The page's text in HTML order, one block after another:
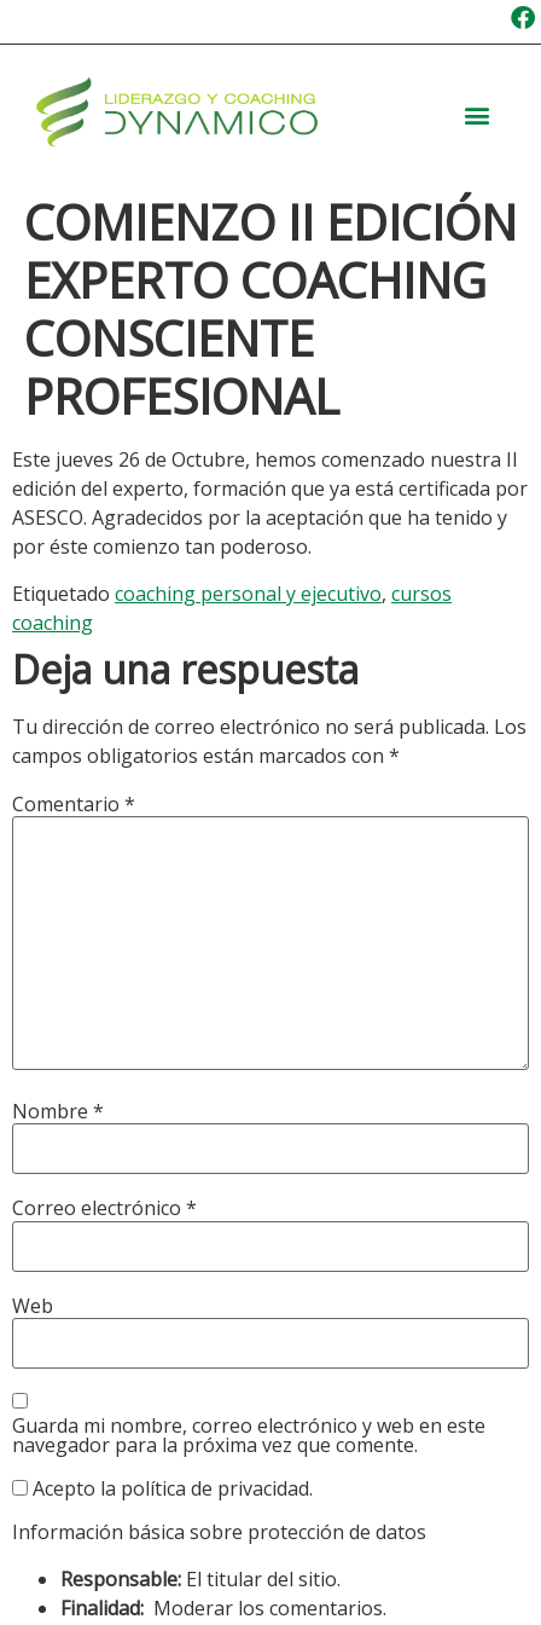
COMIENZO II EDICIÓN
EXPERTO COACHING
CONSCIENTE
PROFESIONAL
Este jueves 26 de Octubre, hemos comenzado nuestra II
edición del experto, formación que ya está certificada por
ASESCO. Agradecidos por la aceptación que ha tenido y
por éste comienzo tan poderoso.
Etiquetado coaching personal y ejecutivo, cursos
coaching
Deja una respuesta
Tu dirección de correo electrónico no será publicada. Los
campos obligatorios están marcados con *
Comentario *
Nombre *
Correo electrónico *
Web
Guarda mi nombre, correo electrónico y web en este
navegador para la próxima vez que comente.
Acepto la política de privacidad.
Información básica sobre protección de datos
Responsable: El titular del sitio.
Finalidad: Moderar los comentarios.